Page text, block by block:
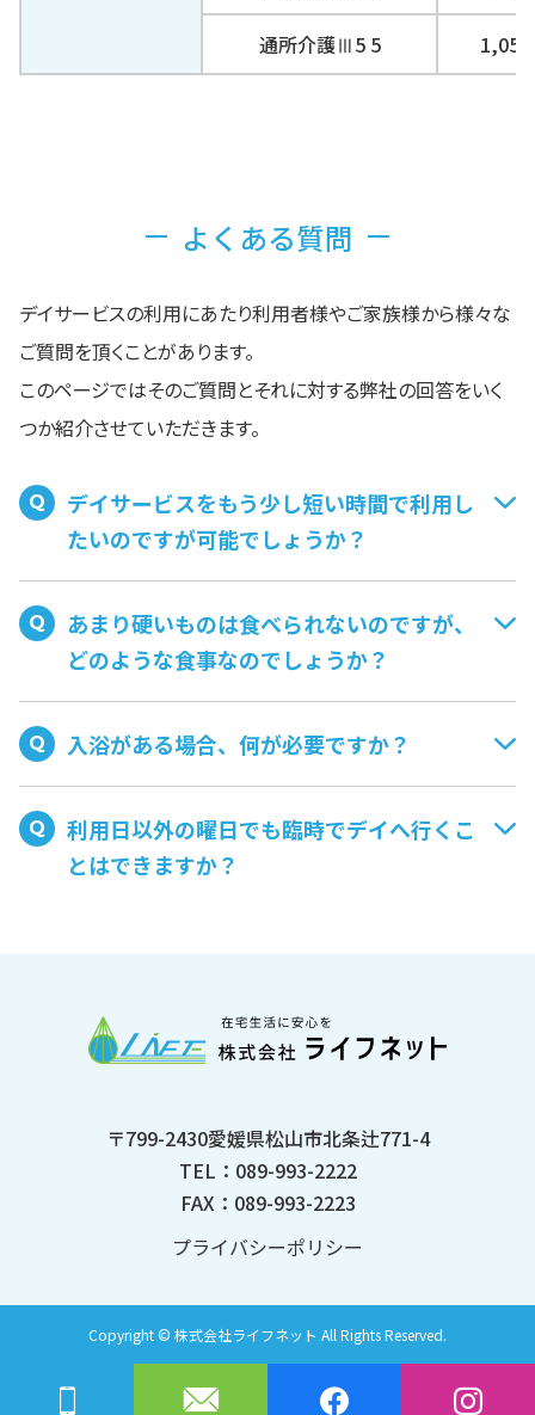
通所介護Ⅲ5 5 1,059
よくある質問
デイサービスの利用にあたり利用者様やご家族様から様々な
ご質問を頂くことがあります。
このページではそのご質問とそれに対する弊社の回答をいく
つか紹介させていただきます。
デイサービスをもう少し短い時間で利用し
たいのですが可能でしょうか？
あまり硬いものは食べられないのですが、
どのような食事なのでしょうか？
入浴がある場合、何が必要ですか？
利用日以外の曜日でも臨時でデイへ行くこ
とはできますか？
〒799-2430愛媛県松山市北条辻771-4
TEL：089-993-2222
FAX：089-993-2223
プライバシーポリシー
Copyright © 株式会社ライフネット All Rights Reserved.